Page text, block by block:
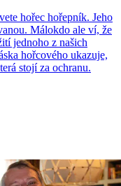
hořec hořepník. Jeho
Málokdo ale ví, že
jednoho z našich
hořcového ukazuje,
stojí za ochranu.